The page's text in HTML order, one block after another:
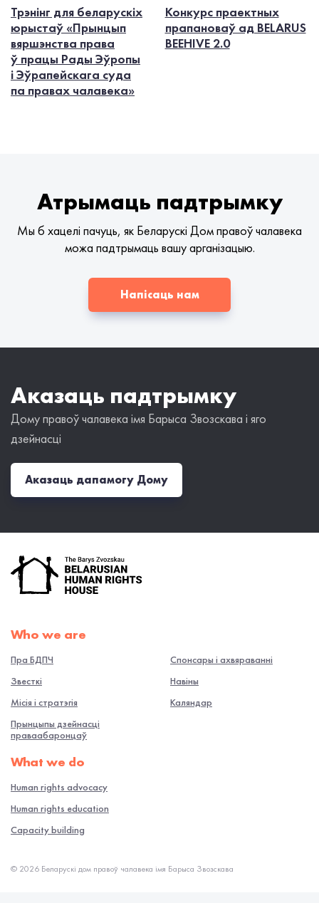
Трэнінг для беларускіх
юрыстаў «Прынцып
вяршэнства права
ў працы Рады Эўропы
і Эўрапейскага суда
па правах чалавека»
Конкурс праектных
прапановаў ад BELARUS
BEEHIVE 2.0
Атрымаць падтрымку
Мы б хацелі пачуць, як Беларускі Дом правоў чалавека
можа падтрымаць вашу арганізацыю.
Напісаць нам
Аказаць падтрымку
Дому правоў чалавека імя Барыса Звозскава і яго
дзейнасці
Аказаць дапамогу Дому
Who we are
Пра БДПЧ
Звесткі
Місія і стратэгія
Прынцыпы дзейнасці
праваабаронцаў
Спонсары і ахвяраванні
Навiны
Каляндар
What we do
Human rights advocacy
Human rights education
Capacity building
© 2026 Беларускі дом правоў чалавека імя Барыса Звозскава